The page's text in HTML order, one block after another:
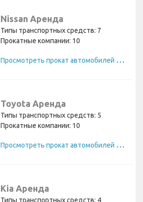
Nissan Аренда
Типы транспортных средств: 7
Прокатные компании: 10
П
росмотреть прокат автомобилей Nissan
Toyota Аренда
Типы транспортных средств: 5
Прокатные компании: 10
П
росмотреть прокат автомобилей Toyota
Kia Аренда
Типы транспортных средств: 4